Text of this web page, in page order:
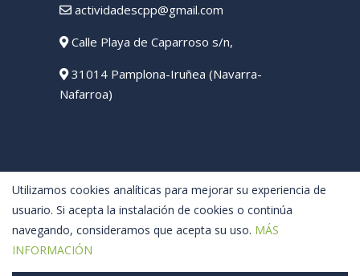
Utilizamos cookies analíticas para mejorar su experiencia de
usuario. Si acepta la instalación de cookies o continúa
navegando, consideramos que acepta su uso. MÁS
INFORMACIÓN
actividadescpp@gmail.com
Calle Playa de Caparroso s/n,
31014 Pamplona-Iruñea (Navarra-
Nafarroa)